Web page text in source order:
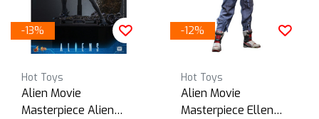
-13%
Hot Toys
Alien Movie
Masterpiece Alien
-12%
Hot Toys
Alien Movie
Masterpiece Ellen